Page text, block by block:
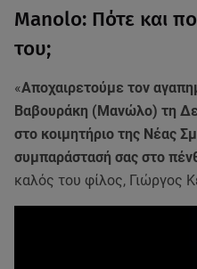
Manolo: Πότε και
του;
«Αποχαιρετούμε τον
Βαβουράκη (Μανώλο) τη
στο κοιμητήριο της Νέας
συμπαράστασή σας στο
καλός του φίλος, Γιώργος